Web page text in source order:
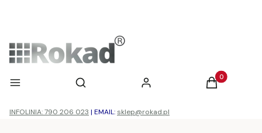
Menu Otwórz wyszukiwarkę
Szukaj Zaloguj się Produkty w
Koszyk
INFOLINIA: 790 206 023 | EMAIL: sklep@rokad.pl